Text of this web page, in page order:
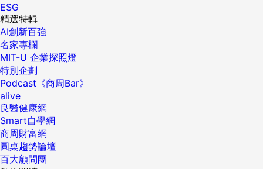
ESG
精選特輯
AI創新百強
名家專欄
MIT-U 企業探照燈
特別企劃
Podcast《商周Bar》
alive
良醫健康網
Smart自學網
商周財富網
圓桌趨勢論壇
百大顧問團